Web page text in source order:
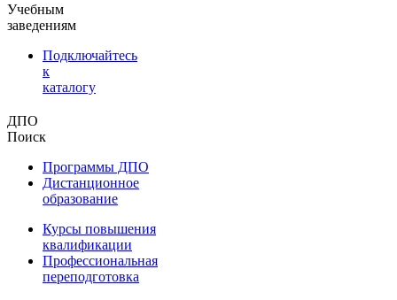
Учебным
заведениям
Подключайтесь
к
каталогу
ДПО
Поиск
Программы ДПО
Дистанционное
образование
Курсы повышения
квалификации
Профессиональная
переподготовка